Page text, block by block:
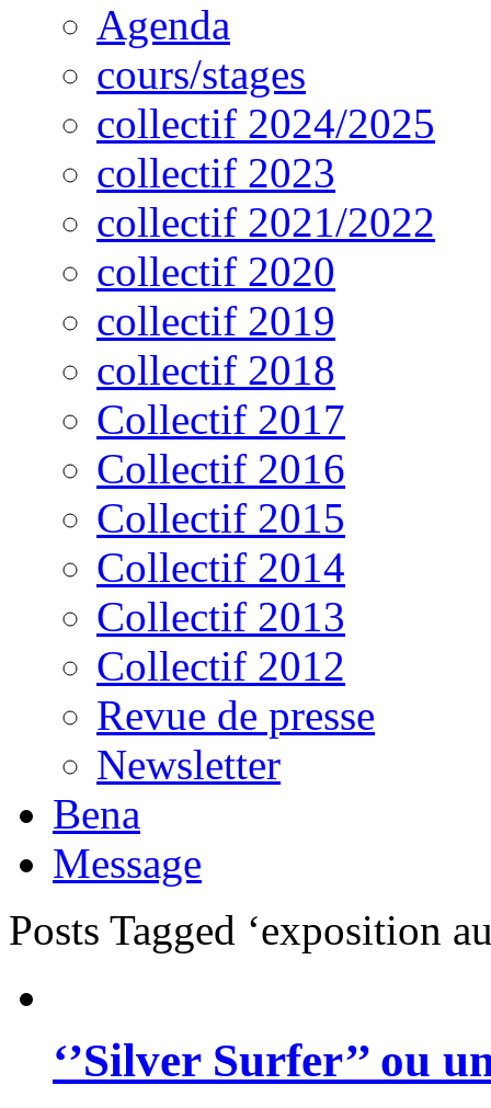
Agenda
cours/stages
collectif 2024/2025
collectif 2023
collectif 2021/2022
collectif 2020
collectif 2019
collectif 2018
Collectif 2017
Collectif 2016
Collectif 2015
Collectif 2014
Collectif 2013
Collectif 2012
Revue de presse
Newsletter
Bena
Message
Posts Tagged ‘exposition
‘’Silver Surfer’’ ou